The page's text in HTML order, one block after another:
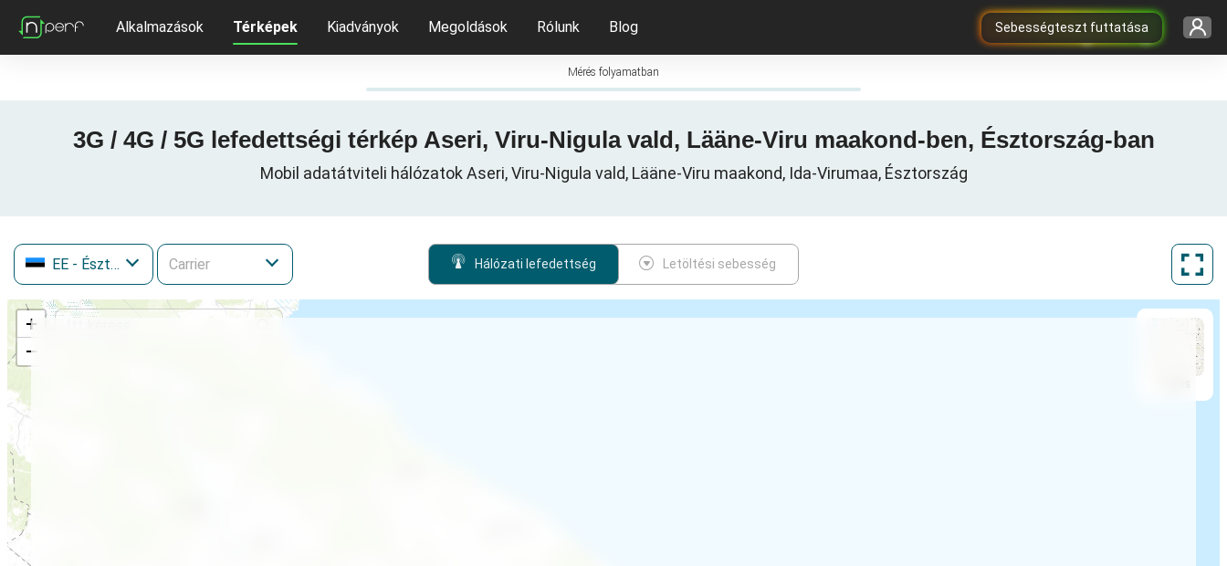
Sebességteszt futtatása
Alkalmazások Térképek Kiadványok Megoldások Rólunk Blog
Mérés folyamatban
3G / 4G / 5G lefedettségi térkép Aseri, Viru-Nigula vald, Lääne-Viru maakond-ben, Észtország-ban
Mobil adatátviteli hálózatok Aseri, Viru-Nigula vald, Lääne-Viru maakond, Ida-Virumaa, Észtország
EE - Észtország Hálózati lefedettség Letöltési sebesség
+
−